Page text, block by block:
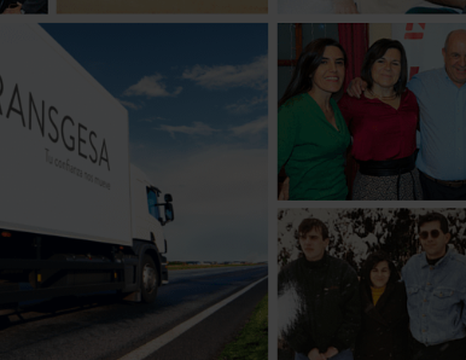
MAYOR
FACTURACIÓN
NUESTRA
HISTORIA